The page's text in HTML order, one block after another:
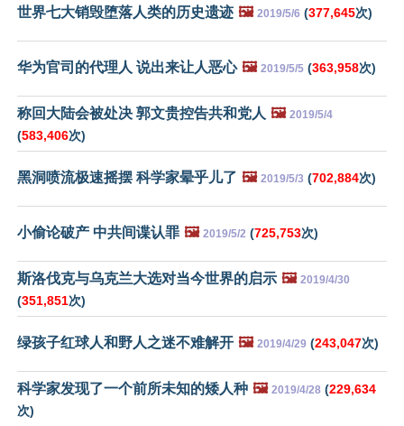
世界七大销毁堕落人类的历史遗迹 🖼️ 2019/5/6 (377,645次)
华为官司的代理人 说出来让人恶心 🖼️ 2019/5/5 (363,958次)
称回大陆会被处决 郭文贵控告共和党人 🖼️ 2019/5/4
(583,406次)
黑洞喷流极速摇摆 科学家晕乎儿了 🖼️ 2019/5/3 (702,884次)
小偷论破产 中共间谍认罪 🖼️ 2019/5/2 (725,753次)
斯洛伐克与乌克兰大选对当今世界的启示 🖼️ 2019/4/30
(351,851次)
绿孩子红球人和野人之迷不难解开 🖼️ 2019/4/29 (243,047次)
科学家发现了一个前所未知的矮人种 🖼️ 2019/4/28 (229,634
次)